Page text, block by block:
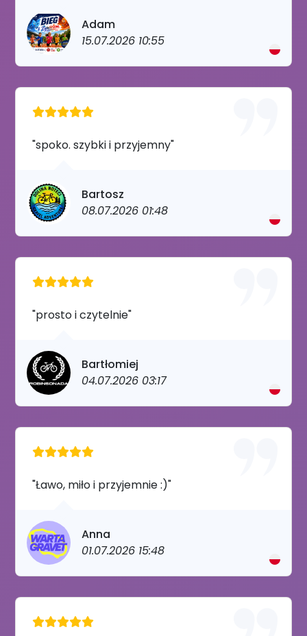
Adam
15.07.2026 10:55
"spoko. szybki i przyjemny"
Bartosz
08.07.2026 01:48
"prosto i czytelnie"
Bartłomiej
04.07.2026 03:17
"Ławo, miło i przyjemnie :)"
Anna
01.07.2026 15:48